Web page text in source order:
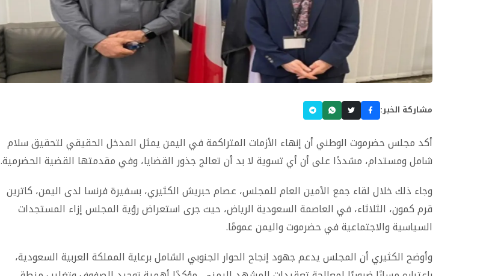
مشاركة الخبر:
أكد مجلس حضرموت الوطني أن إنهاء الأزمات المتراكمة في اليمن يمثل المدخل الحقيقي لتحقيق سلام
شامل ومستدام، مشددًا على أن أي تسوية لا بد أن تعالج جذور القضايا، وفي مقدمتها القضية الحضرمية.
وجاء ذلك خلال لقاء جمع الأمين العام للمجلس، عصام حبريش الكثيري، بسفيرة فرنسا لدى اليمن، كاترين
قرم كمون، الثلاثاء، في العاصمة السعودية الرياض، حيث جرى استعراض رؤية المجلس إزاء المستجدات
السياسية والاجتماعية في حضرموت واليمن عمومًا.
وأوضح الكثيري أن المجلس يدعم جهود إنجاح الحوار الجنوبي الشامل برعاية المملكة العربية السعودية،